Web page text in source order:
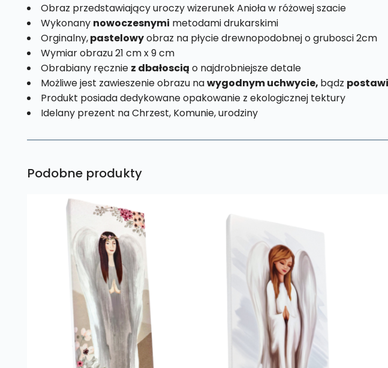
Obraz przedstawiający uroczy wizerunek Anioła w różowej szacie
Wykonany nowoczesnymi metodami drukarskimi
Orginalny,pastelowyobraz na płycie drewnopodobnej o grubosci 2cm
Wymiar obrazu 21 cm x 9 cm
Obrabiany ręcznie z dbałoscią o najdrobniejsze detale
Możliwe jest zawieszenie obrazu nawygodnym uchwycie, bądz
Produkt posiada dedykowane opakowanie z ekologicznej tektury
Idelany prezent na Chrzest, Komunie, urodziny
Podobne produkty